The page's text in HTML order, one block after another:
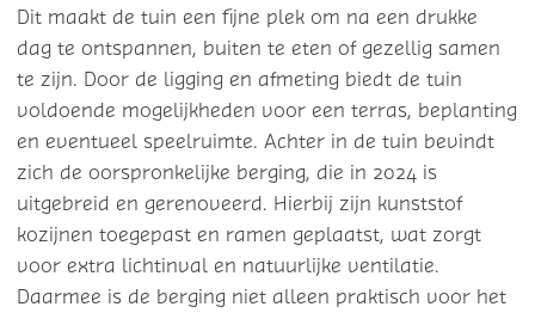
Dit maakt de tuin een fijne plek om na een drukke
dag te ontspannen, buiten te eten of gezellig samen
te zijn. Door de ligging en afmeting biedt de tuin
voldoende mogelijkheden voor een terras, beplanting
en eventueel speelruimte. Achter in de tuin bevindt
zich de oorspronkelijke berging, die in 2024 is
uitgebreid en gerenoveerd. Hierbij zijn kunststof
kozijnen toegepast en ramen geplaatst, wat zorgt
voor extra lichtinval en natuurlijke ventilatie.
Daarmee is de berging niet alleen praktisch voor het